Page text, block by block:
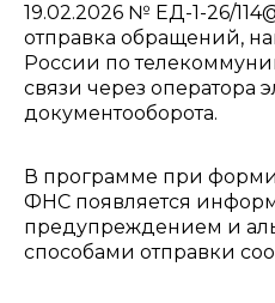
19.02.2026 № ЕД-1-26/
отправка обращений,
России по
связи через оператора
документооборота.
В программе при
ФНС появляется
предупреждением и
способами отправки